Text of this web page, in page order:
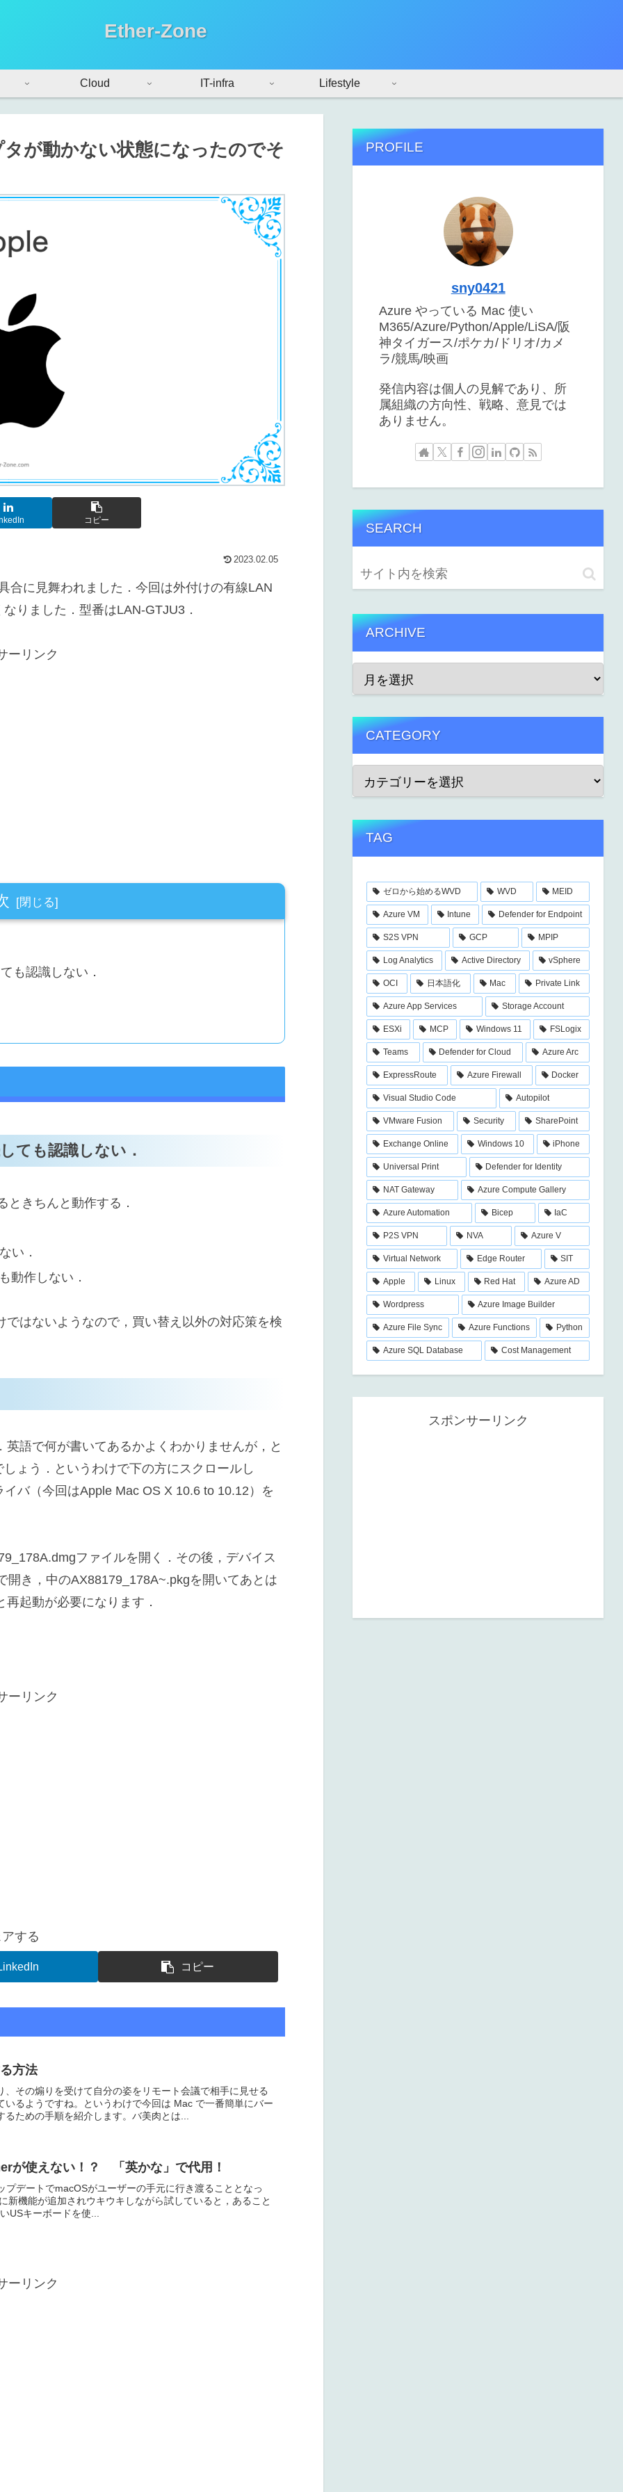
Ether-Zone
Cloud IT-infra Lifestyle
が動かない状態になったのでそ
コピー
2023.02.05
合に見舞われました．今回は外付けの有線LAN
りました．型番はLAN-GTJU3．
ーリンク
も認識しない．
ても認識しない．
ときちんと動作する．
い．
動作しない．
はないようなので，買い替え以外の対応策を検
英語で何が書いてあるかよくわかりませんが，と
ょう．というわけで下の方にスクロールし
バ（今回はApple Mac OS X 10.6 to 10.12）を
ファイルを開く．その後，デバイス
き，中のAX88179_178A~.pkgを開いてあとは
起動が必要になります．
ーリンク
する
コピー
方法
その煽りを受けて自分の姿をリモート会議で相手に見せる
いるようですね。というわけで今回は Mac で一番簡単にバー
ための手順を紹介します。バ美肉とは...
が使えない！？ 「英かな」で代用！
プデートでmacOSがユーザーの手元に行き渡ることとなっ
新機能が追加されウキウキしながら試していると，あること
USキーボードを使...
ーリンク
PROFILE
sny0421
Azure やっている Mac 使い
M365/Azure/Python/Apple/LiSA/阪
神タイガース/ポケカ/ドリオ/カメ
ラ/競馬/映画
発信内容は個人の見解であり、所
属組織の方向性、戦略、意見では
ありません。
SEARCH
ARCHIVE
CATEGORY
TAG
ゼロから始めるWVD WVD MEID
Azure VM Intune Defender for Endpoint
S2S VPN GCP MPIP
Log Analytics Active Directory vSphere
OCI 日本語化 Mac Private Link
Azure App Services Storage Account
ESXi MCP Windows 11 FSLogix
Teams Defender for Cloud Azure Arc
ExpressRoute Azure Firewall Docker
Visual Studio Code Autopilot
VMware Fusion Security SharePoint
Exchange Online Windows 10 iPhone
Universal Print Defender for Identity
NAT Gateway Azure Compute Gallery
Azure Automation Bicep IaC
P2S VPN NVA Azure V
Virtual Network Edge Router SIT
Apple Linux Red Hat Azure AD
Wordpress Azure Image Builder
Azure File Sync Azure Functions Python
Azure SQL Database Cost Management
スポンサーリンク